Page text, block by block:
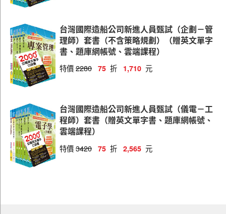
台灣國際造船公司新進人員甄試（企劃－管
理師）套書（不含策略規劃）（贈英文單字
書、題庫網帳號、雲端課程）
特價2280 75 折 1,710 元
台灣國際造船公司新進人員甄試（儀電－工
程師）套書（贈英文單字書、題庫網帳號、
雲端課程）
特價3420 75 折 2,565 元